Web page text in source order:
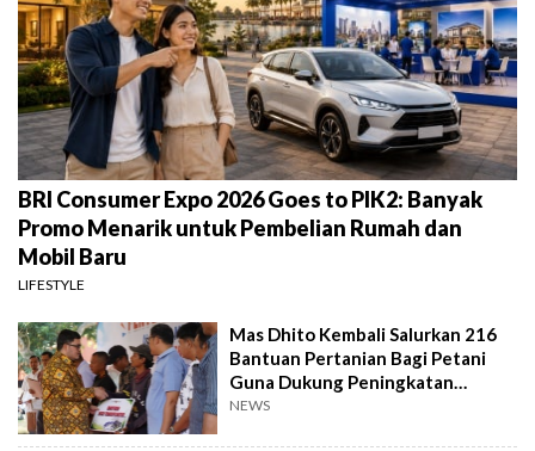
BRI Consumer Expo 2026 Goes to PIK2: Banyak
Promo Menarik untuk Pembelian Rumah dan
Mobil Baru
LIFESTYLE
Mas Dhito Kembali Salurkan 216
Bantuan Pertanian Bagi Petani
Guna Dukung Peningkatan
Produksi
NEWS